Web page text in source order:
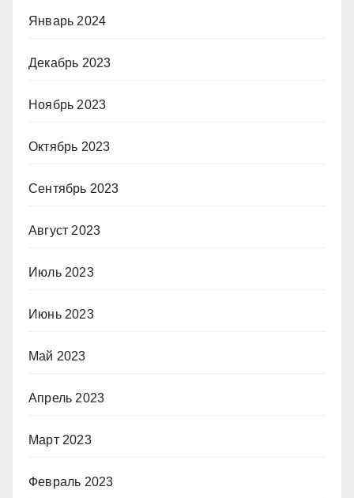
Январь 2024
Декабрь 2023
Ноябрь 2023
Октябрь 2023
Сентябрь 2023
Август 2023
Июль 2023
Июнь 2023
Май 2023
Апрель 2023
Март 2023
Февраль 2023